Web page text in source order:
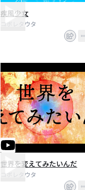
疾風少女
コボレタウタ
世界を変えてみたいんだ
コボレタウタ